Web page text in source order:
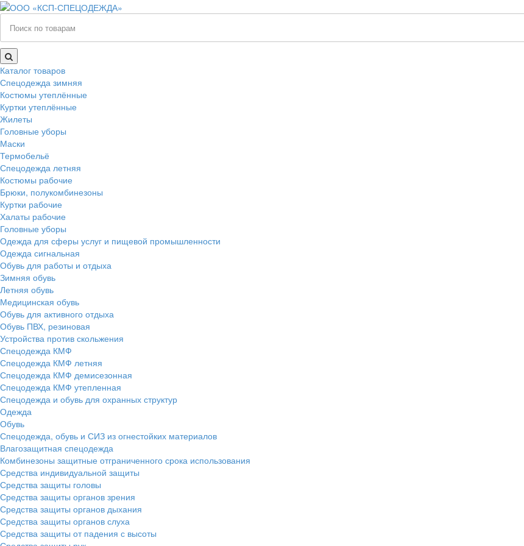
Каталог товаров
Спецодежда зимняя
Костюмы утеплённые
Куртки утеплённые
Жилеты
Головные уборы
Маски
Термобельё
Спецодежда летняя
Костюмы рабочие
Брюки, полукомбинезоны
Куртки рабочие
Халаты рабочие
Головные уборы
Одежда для сферы услуг и пищевой промышленности
Одежда сигнальная
Обувь для работы и отдыха
Зимняя обувь
Летняя обувь
Медицинская обувь
Обувь для активного отдыха
Обувь ПВХ, резиновая
Устройства против скольжения
Спецодежда КМФ
Спецодежда КМФ летняя
Спецодежда КМФ демисезонная
Спецодежда КМФ утепленная
Спецодежда и обувь для охранных структур
Одежда
Обувь
Спецодежда, обувь и СИЗ из огнестойких материалов
Влагозащитная спецодежда
Комбинезоны защитные отграниченного срока использования
Средства индивидуальной защиты
Средства защиты головы
Средства защиты органов зрения
Средства защиты органов дыхания
Средства защиты органов слуха
Средства защиты от падения с высоты